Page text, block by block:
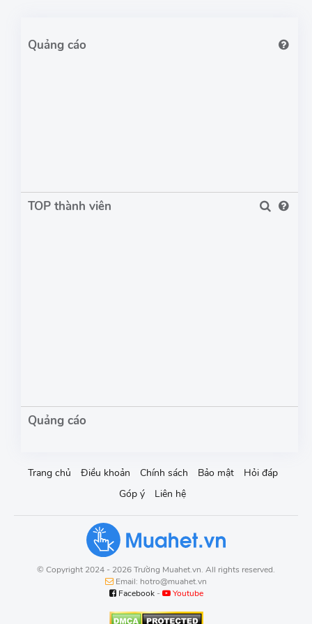
TOP thành viên
Trang chủ Điều khoản Chính sách Bảo mật
Hỏi đáp
Góp ý
Liên hệ
© Copyright 2024 - 2026 Trường Muahet.vn. All rights reserved.
Email: hotro@muahet.vn
Facebook- Youtube